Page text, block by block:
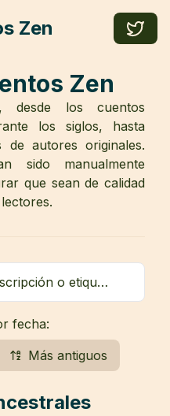
Zen
Zen
desde los cuentos
los siglos, hasta
de autores originales.
sido manualmente
que sean de calidad
fecha:
Más antiguos